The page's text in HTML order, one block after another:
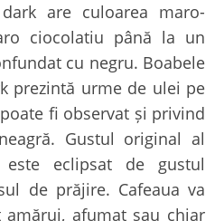
are culoarea maro-
ciocolatiu până la un
cu negru. Boabele
prezintă urme de ulei pe
fi observat și privind
Gustul original al
eclipsat de gustul
de prăjire. Cafeaua va
amărui, afumat sau chiar